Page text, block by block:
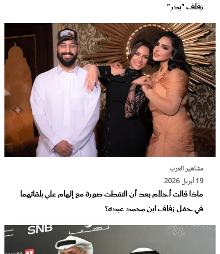
زفاف "بدر"
مشاهير العرب
19 أبريل 2026
ماذا قالت أحلام بعد أن التقطت صورة مع إلهام علي بلقائهما
في حفل زفاف ابن محمد عبده؟